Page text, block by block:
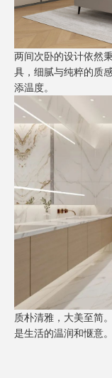
两间次卧的设计依然
具，细腻与纯粹的质
添温度。
质朴清雅，大美至简
是生活的温润和惬意。